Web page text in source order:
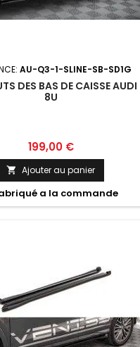
AU-Q3-1-SLINE-SB-SD1G
DES BAS DE CAISSE
8U
Prix
199,00 €
 Ajouter au panier
a la commande